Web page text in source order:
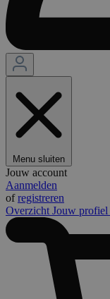
Menu sluiten
Jouw account
Aanmelden
ofregistreren
Overzicht Jouw profiel